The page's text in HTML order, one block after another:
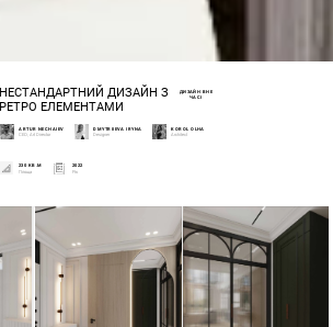
НЕСТАНДАРТНИЙ ДИЗАЙН З
РЕТРО ЕЛЕМЕНТАМИ
ДИЗАЙН ВНЕ
ЧАСІ
ARTUR NECHAIEV
CEO, Art Director
DMYTRIIEVA IRYNA
Designer
KOROL OLHA
Architect
230 КВ.М
Площа
2022
Рік